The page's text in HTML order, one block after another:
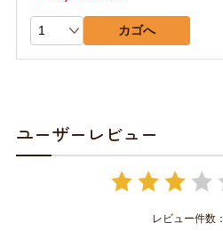
カゴへ
ユーザーレビュー
レビュー件数：